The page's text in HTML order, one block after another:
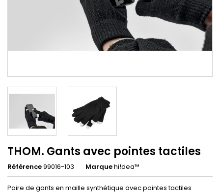
THOM. Gants avec pointes tactiles
Référence99016-103 Marquehi!dea™
Paire de gants en maille synthétique avec pointes tactiles